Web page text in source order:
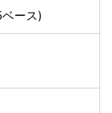
ース)